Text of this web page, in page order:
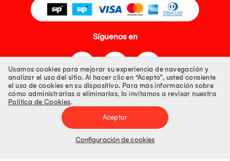
Síguenos en
Tienda 100% Segura
Tiendas Peruanas S.A. R.U.C. Nº 20493020618. Todos los derechos
Precios disponibles solo en www.oechsle.pe. Precios online publicados
Usamos cookies para mejorar su experiencia de navegación y
analizar el uso del sitio. Al hacer clic en “Acepto”, usted consiente
el uso de cookies en su dispositivo. Para más información sobre
cómo administrarlas o eliminarlas, lo invitamos a revisar nuestra
Política de Cookies.
Aceptar
Configuración de cookies